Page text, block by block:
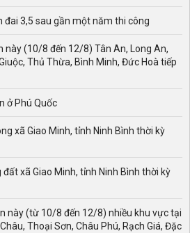
đai 3,5 sau gần một năm thi công
này (10/8 đến 12/8) Tân An, Long An,
Thủ Thừa, Bình Minh, Đức Hoà tiếp
ở Phú Quốc
xã Giao Minh, tỉnh Ninh Bình thời kỳ
xã Giao Minh, tỉnh Ninh Bình thời kỳ
này (từ 10/8 đến 12/8) nhiều khu vực tại
Thoại Sơn, Châu Phú, Rạch Giá, Đặc